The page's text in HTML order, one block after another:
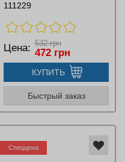
111229
Цена: 532 грн
472 грн
КУПИТЬ
Быстрый заказ
Спеццена